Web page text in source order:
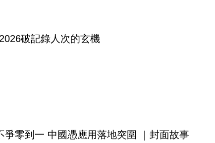
破記錄人次的玄機
爭零到一 中國憑應用落地突圍 ｜封面故事